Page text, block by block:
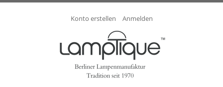
Konto erstellen Anmelden